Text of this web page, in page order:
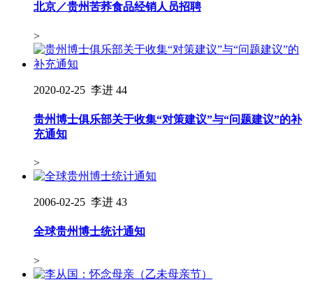
北京／贵州苦荞食品经销人员招聘
>
2020-02-25 李进 44
贵州博士俱乐部关于收集“对策建议”与“问题建议”的补
充通知
>
2006-02-25 李进 43
全球贵州博士统计通知
>